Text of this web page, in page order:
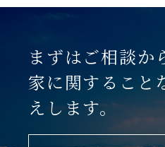
まずはご相談か
家に関すること
えします。